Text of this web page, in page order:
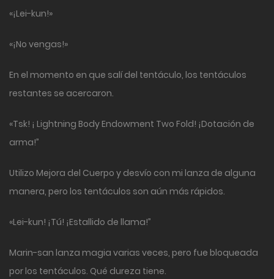
«¡Lei-kun!»
«¡No vengas!»
En el momento en que salí del tentáculo, los tentáculos
restantes se acercaron.
«Tsk! ¡ Lightning Body Endowment Two Fold! ¡Dotación de
arma!”
Utilizo Mejora del Cuerpo y desvío con mi lanza de alguna
manera, pero los tentáculos son aún más rápidos.
«Lei-kun! ¡Tú! ¡Estallido de llama!”
Marin-san lanza magia varias veces, pero fue bloqueada
por los tentáculos. Qué dureza tiene.